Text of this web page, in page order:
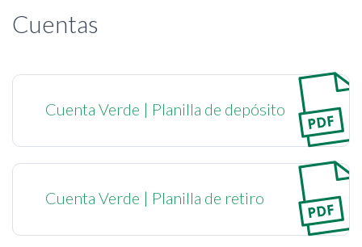
Cuentas
Cuenta Verde | Planilla de depósito
Cuenta Verde | Planilla de retiro